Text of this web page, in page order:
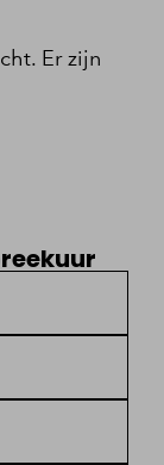
Er zijn